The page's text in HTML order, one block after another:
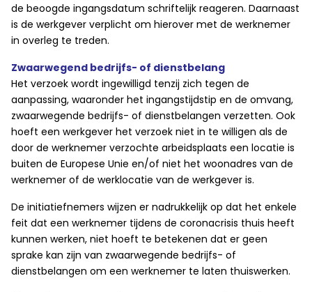
de beoogde ingangsdatum schriftelijk reageren. Daarnaast
is de werkgever verplicht om hierover met de werknemer
in overleg te treden.
Zwaarwegend bedrijfs- of dienstbelang
Het verzoek wordt ingewilligd tenzij zich tegen de
aanpassing, waaronder het ingangstijdstip en de omvang,
zwaarwegende bedrijfs- of dienstbelangen verzetten. Ook
hoeft een werkgever het verzoek niet in te willigen als de
door de werknemer verzochte arbeidsplaats een locatie is
buiten de Europese Unie en/of niet het woonadres van de
werknemer of de werklocatie van de werkgever is.
De initiatiefnemers wijzen er nadrukkelijk op dat het enkele
feit dat een werknemer tijdens de coronacrisis thuis heeft
kunnen werken, niet hoeft te betekenen dat er geen
sprake kan zijn van zwaarwegende bedrijfs- of
dienstbelangen om een werknemer te laten thuiswerken.